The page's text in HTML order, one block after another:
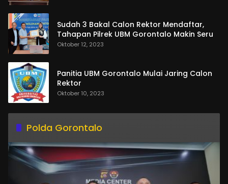
Sudah 3 Bakal Calon Rektor Mendaftar,
Tahapan Pilrek UBM Gorontalo Makin Seru
Oktober 12, 2023
Panitia UBM Gorontalo Mulai Jaring Calon
Rektor
Oktober 10, 2023
Polda Gorontalo